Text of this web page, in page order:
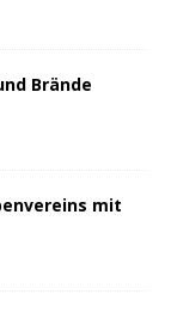
Brände
mit